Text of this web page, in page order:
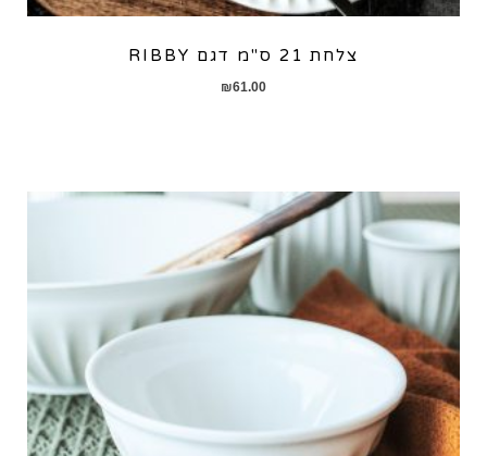
צלחת 21 ס"מ דגם RIBBY
₪61.00